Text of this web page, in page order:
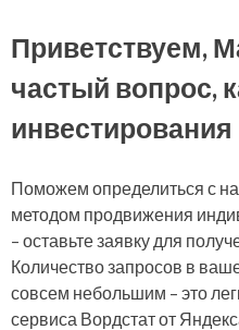
Приветствуем,
частый вопрос,
инвестирования
Поможем определиться с
методом продвижения
– оставьте заявку для
Количество запросов в
совсем небольшим – это
сервиса Вордстат от